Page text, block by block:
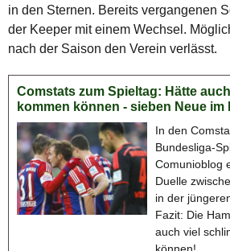
in den Sternen. Bereits vergangenen
der Keeper mit einem Wechsel.
nach der Saison den Verein verlässt.
Comstats zum Spieltag: Hätte
kommen können - sieben Neue im
In den
Bundesliga-
Comunioblog
Duelle
in der
Fazit: Die
auch viel
können!